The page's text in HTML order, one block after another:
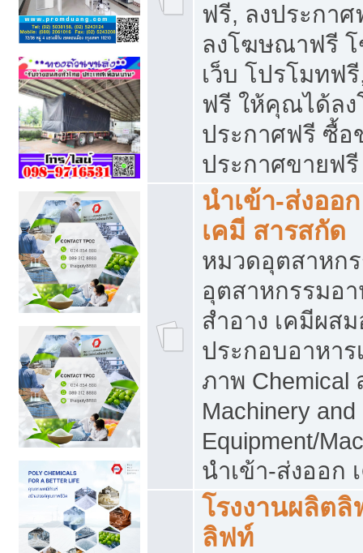
ฟรี, ลงประกา
ลงโฆษณาฟรี
เว็บ โปรโมทฟ
ฟรี ให้คุณได้ล
ประกาศฟรี ซื้อ
ประกาศขายฟรี
นำเข้า-ส่งออ
เคมี สารสกัด
หมวดอุตสาหก
อุตสาหกรรมอา
สำอาง เคมีผส
ประกอบอาหาร
ภาพ Chemical
Machinery
Equipment/
นำเข้า-ส่งออก
โรงงานผลิต
ลิฟท์